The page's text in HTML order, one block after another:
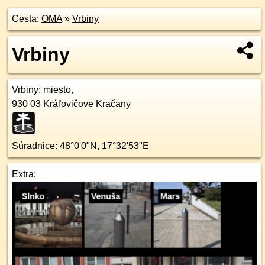
Cesta: OMA» Vrbiny
Vrbiny
Vrbiny: miesto,
930 03 Kráľovičove Kračany
Súradnice: 48°0'0"N , 17°32'53"E
Extra: